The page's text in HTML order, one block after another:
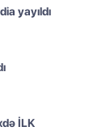
yayıldı
İLK